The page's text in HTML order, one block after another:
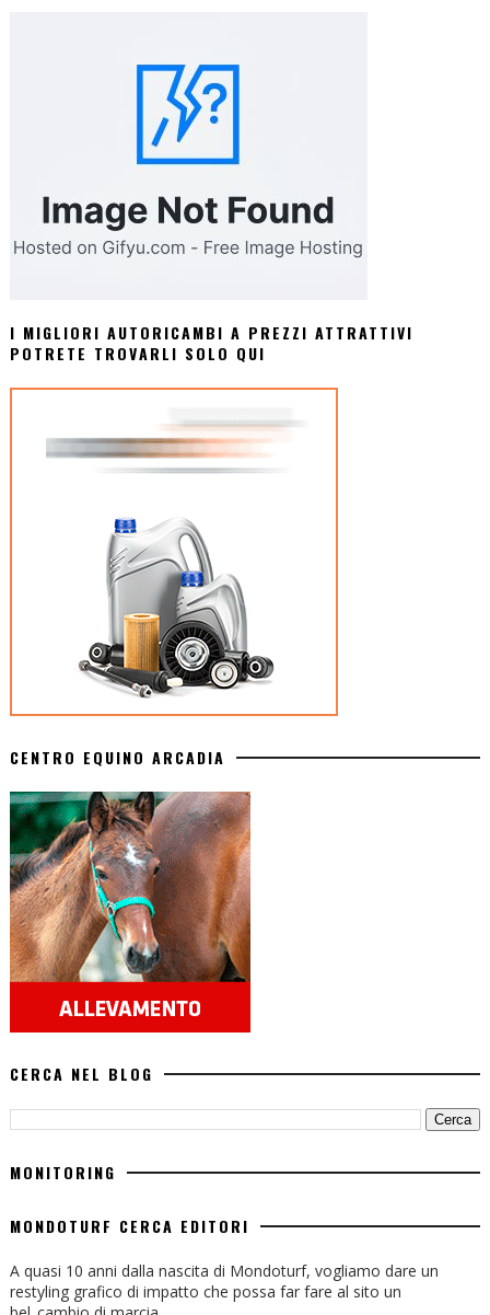
I MIGLIORI AUTORICAMBI A PREZZI ATTRATTIVI
POTRETE TROVARLI SOLO QUI
CENTRO EQUINO ARCADIA
CERCA NEL BLOG
MONITORING
MONDOTURF CERCA EDITORI
A quasi 10 anni dalla nascita di Mondoturf, vogliamo dare un
restyling grafico di impatto che possa far fare al sito un